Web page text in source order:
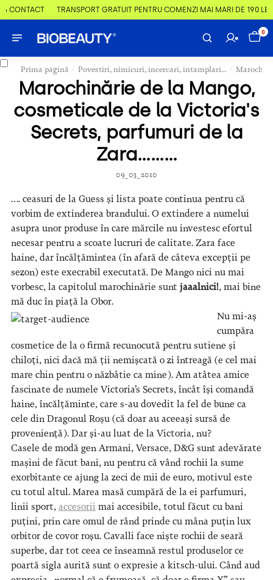
TRANSPORT GRATUIT PENTRU COMENZI MAI MARI DE 190 LEI
0
Prima pagină / Povestiri, nimicuri, incercari, intamplari... /
Marochinărie de la Mango,
cosmeticale de la Victoria's
Secrets, parfumuri de la
Zara………
09_03_2010
…. ceasuri de la Guess și lista poate continua pentru că
vorbim de extinderea brandului. O extindere a numelui
asupra unor produse în care mărcile nu investesc efortul
necesar pentru a scoate lucruri de calitate. Zara face
haine, dar încălțămintea (în afară de câteva excepții pe
sezon) este execrabil executată. De Mango nici nu mai
vorbesc, la capitolul marochinărie sunt jaaalnici!, mai bine
mă duc în piață la Obor.
Nu mi-aș
cumpăra
cosmetice de la o firmă recunocută pentru sutiene și
chiloți, nici dacă mă ții nemișcată o zi întreagă (e cel mai
mare chin pentru o năzbâtie ca mine). Am atâtea amice
fascinate de numele Victoria’s Secrets, încât își comandă
haine, încălțăminte, care s-au dovedit la fel de bune ca
cele din Dragonul Roșu (că doar au aceeași sursă de
proveniență). Dar și-au luat de la Victoria, nu?
Casele de modă gen Armani, Versace, D&G sunt adevărate
mașini de făcut bani, nu pentru că vând rochii la sume
exorbitante ce ajung la zeci de mii de euro, motivul este
cu totul altul. Marea masă cumpără de la ei parfumuri,
linii sport, accesorii mai accesibile, totul făcut cu bani
puțini, prin care omul de rând prinde cu mâna puțin lux
orbitor de covor roșu. Cavalli face niște rochii de seară
superbe, dar tot ceea ce înseamnă restul produselor ce
poartă sigla aurită sunt o expresie a kitsch-ului. Când aud